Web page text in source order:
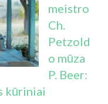
meistro
Ch.
Petzold
o mūza
P. Beer:
kūriniai